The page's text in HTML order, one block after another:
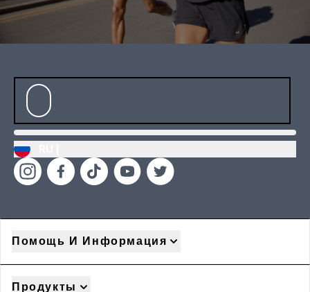
Помощь И Информация
Продукты